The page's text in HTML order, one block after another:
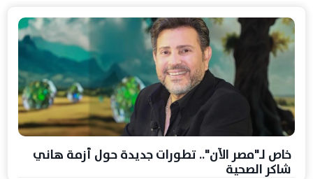
خاص لـ"مصر الآن".. تطورات جديدة حول أزمة هاني
شاكر الصحية